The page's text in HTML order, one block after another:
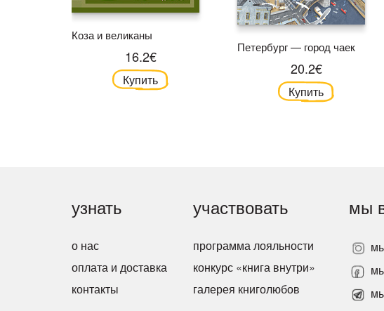
Коза и великаны
16.2€
Купить
Петербург — город чаек
20.2€
Купить
узнать
о нас
оплата и доставка
контакты
участвовать
программа лояльности
конкурс «книга внутри»
галерея книголюбов
мы